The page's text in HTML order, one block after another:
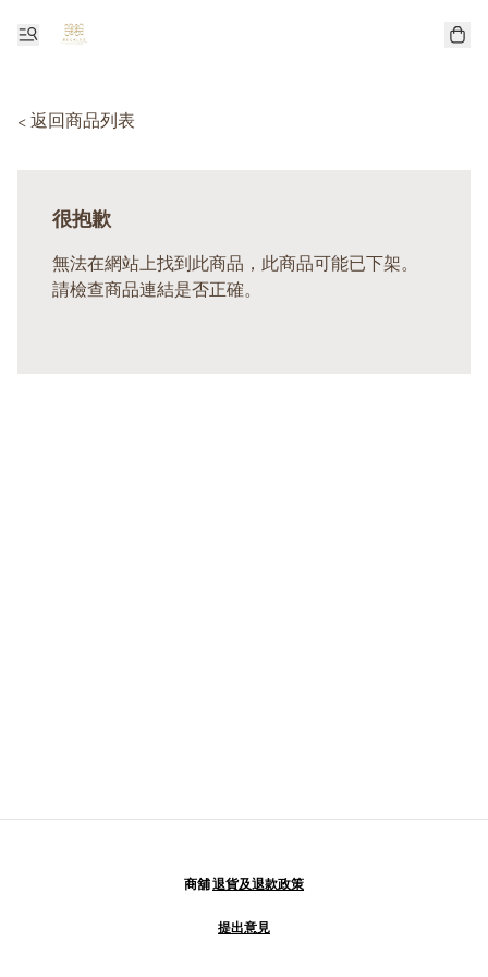
< 返回商品列表
很抱歉
無法在網站上找到此商品，此商品可能已下架。
請檢查商品連結是否正確。
商舖退貨及退款政策
提出意見